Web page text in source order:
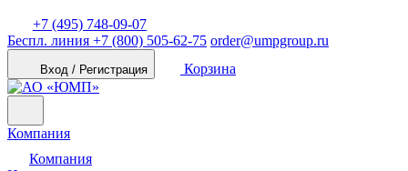
+7 (495) 748-09-07
Беспл. линия +7 (800) 505-62-75 order@umpgroup.ru
Вход / Регистрация Корзина
Компания
Компания